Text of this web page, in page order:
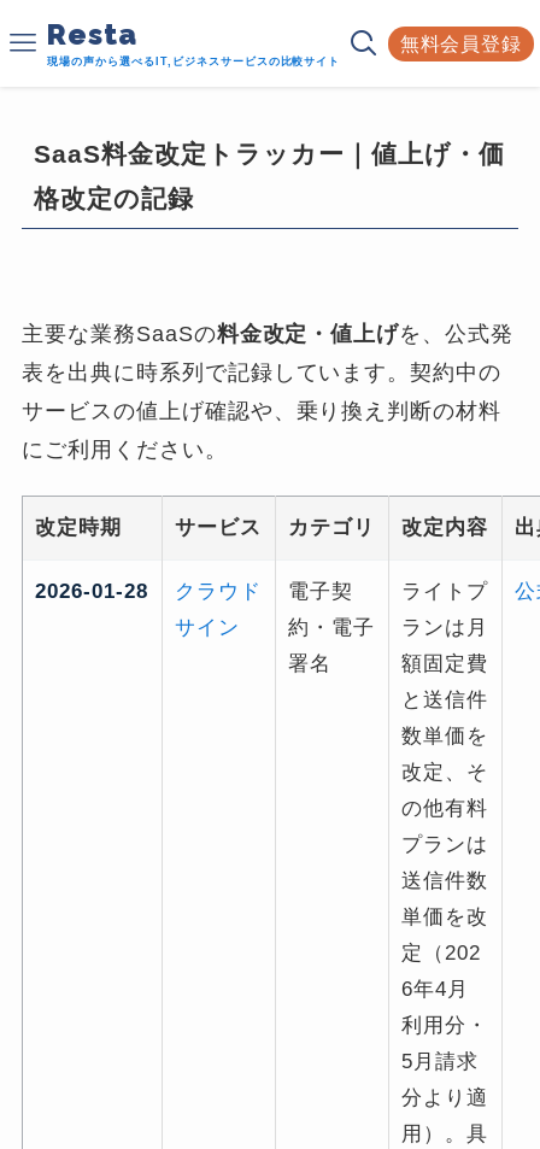
Resta
現場の声から選べるIT,ビジネスサービスの比較サイト
無料会員登録
SaaS料金改定トラッカー｜値上げ・価
格改定の記録
主要な業務SaaSの料金改定・値上げを、公式発
表を出典に時系列で記録しています。契約中の
サービスの値上げ確認や、乗り換え判断の材料
にご利用ください。
改定時期 サービス カテゴリ 改定内容
2026-01-28
クラウド
サイン
電子契
約・電子
署名
ライトプ
ランは月
額固定費
と送信件
数単価を
改定、そ
の他有料
プランは
送信件数
単価を改
定（202
6年4月
利用分・
5月請求
分より適
用）。具